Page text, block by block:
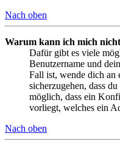
Nach oben
Warum kann ich mich
Dafür gibt es viele
Benutzername und
Fall ist, wende dich an
sicherzugehen, dass
möglich, dass ein
vorliegt, welches ein
Nach oben